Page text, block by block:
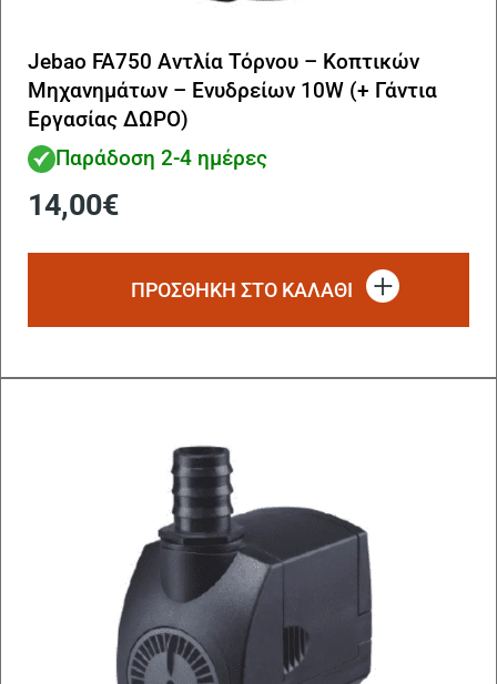
Jebao FA750 Αντλία Τόρνου – Κοπτικών
Μηχανημάτων – Ενυδρείων 10W (+ Γάντια
Εργασίας ΔΩΡΟ)
Παράδοση 2-4 ημέρες
14,00€
ΠΡΟΣΘΗΚΗ ΣΤΟ ΚΑΛΑΘΙ